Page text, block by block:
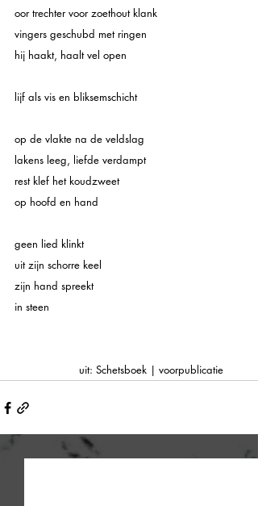
oor trechter voor zoethout klank
vingers geschubd met ringen
hij haakt, haalt vel open
lijf als vis en bliksemschicht
op de vlakte na de veldslag
lakens leeg, liefde verdampt
rest klef het koudzweet
op hoofd en hand
geen lied klinkt
uit zijn schorre keel
zijn hand spreekt
in steen
uit: Schetsboek | voorpublicatie